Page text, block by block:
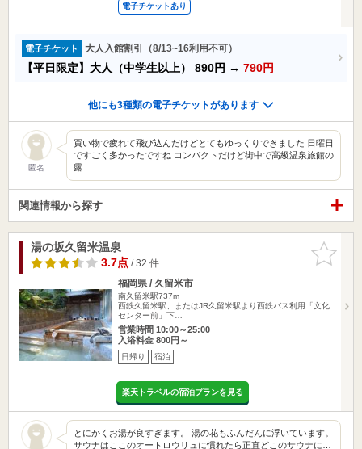
電子チケットあり
電子チケット 大人入館割引（8/13~16利用不可）
【平日限定】大人（中学生以上） 890円 → 790円
他にも3種類の電子チケットがあります
匿名
買い物で疲れて飛び込んだけどとてもゆっくりできました 日曜日
ですごく多かったですね コンパクトだけど街中で高級温泉旅館の
露…
関連情報から探す
お気に入
りに追加
湯の坂久留米温泉
3.7点/ 32 件
福岡県 / 久留米市
南久留米駅737m
西鉄久留米駅、またはJR久留米駅より西鉄バス利用「文化
センター前」下…
営業時間 10:00～25:00
入浴料金 800円～
日帰り 宿泊
楽天トラベルの宿泊プランを見る
とにかくお湯が良すぎます。 湯の花もふんだんに浮いています。
サウナはここのオートロウリュに慣れたら正直どこのサウナに…